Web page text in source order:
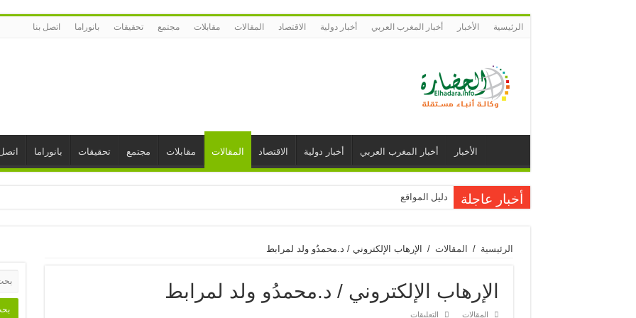
الرئيسية الأخبار أخبار المغرب العربي أخبار دولية الاقتصاد المقالات مقابلات مجتمع تحقيقات بانوراما اتصل بنا
الأخبار أخبار المغرب العربي أخبار دولية الاقتصاد المقالات مقابلات مجتمع تحقيقات بانوراما
أخبار عاجلة دليل المواقع
الرئيسية / المقالات / الإرهاب الإلكتروني / د.محمدُو ولد لمرابط
الإرهاب الإلكتروني / د.محمدُو ولد لمرابط
المقالات التعليقات